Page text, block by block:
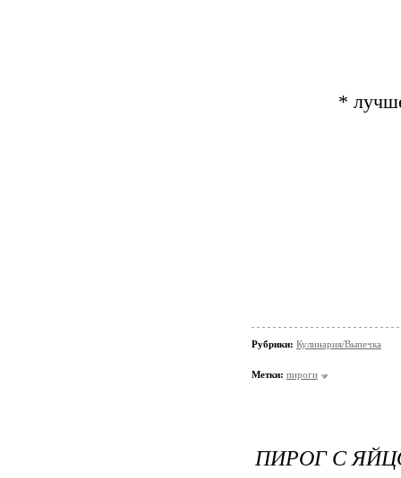
*
Рубрики: Кулинария/Выпечка
Метки: пироги
ПИРОГ С